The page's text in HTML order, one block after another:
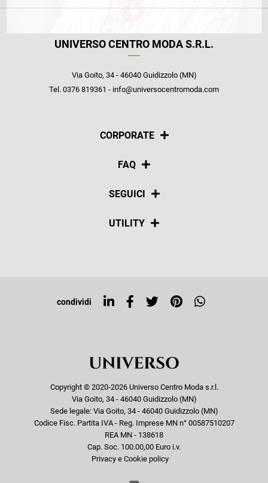
UNIVERSO CENTRO MODA S.R.L.
Via Goito, 34 - 46040 Guidizzolo (MN)
Tel. 0376 819361 - info@universocentromoda.com
CORPORATE
Chi siamo
FAQ
Pagamenti
SEGUICI
Social
UTILITY
Top ricerche
condividi
Copyright © 2020-2026 Universo Centro Moda s.r.l.
Via Goito, 34 - 46040 Guidizzolo (MN)
Sede legale: Via Goito, 34 - 46040 Guidizzolo (MN)
Codice Fisc. Partita IVA - Reg. Imprese MN n° 00587510207
REA MN - 138618
Cap. Soc. 100.00,00 Euro i.v.
Privacy e Cookie policy